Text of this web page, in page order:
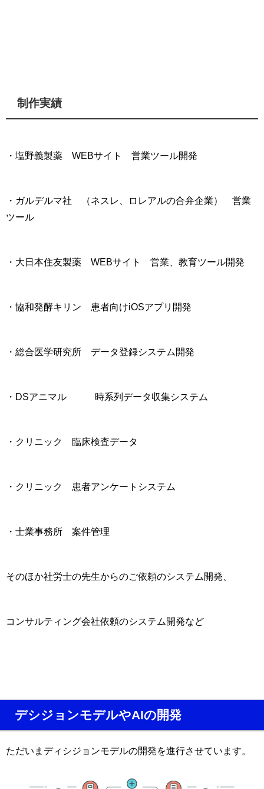
制作実績
・塩野義製薬 WEBサイト 営業ツール開発
・ガルデルマ社 （ネスレ、ロレアルの合弁企業） 営業
ツール
・大日本住友製薬 WEBサイト 営業、教育ツール開発
・協和発酵キリン 患者向けiOSアプリ開発
・総合医学研究所 データ登録システム開発
・DSアニマル 時系列データ収集システム
・クリニック 臨床検査データ
・クリニック 患者アンケートシステム
・士業事務所 案件管理
そのほか社労士の先生からのご依頼のシステム開発、
コンサルティング会社依頼のシステム開発など
デシジョンモデルやAIの開発
ただいまディシジョンモデルの開発を進行させています。